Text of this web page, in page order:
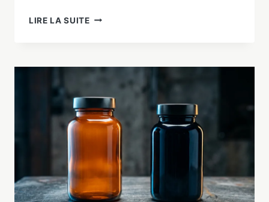
LIRE LA SUITEMEILLEUR
POUR
:
NOTRE
TESTÉ